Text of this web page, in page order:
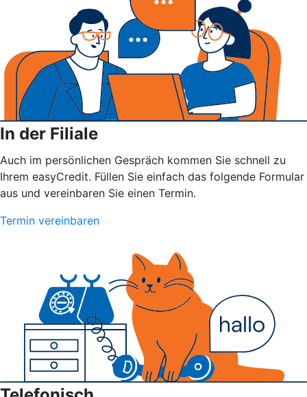
In der Filiale
Auch im persönlichen Gespräch kommen Sie schnell zu
Ihrem easyCredit. Füllen Sie einfach das folgende Formular
aus und vereinbaren Sie einen Termin.
Termin vereinbaren